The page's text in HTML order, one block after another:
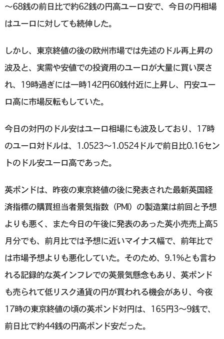
～68銭の前日比で約62銭の円高ユーロ安で、今日の円相場
はユーロに対しても続伸した。
しかし、東京終値の後の欧州市場では先述のドル再上昇の
波及と、実需や安値での投資用のユーロが大量に買い戻さ
れ、19時過ぎには一時142円60銭付近に上昇し、円安ユー
ロ高に市場反転もしていた。
今日の対円のドル安はユーロ相場にも波及しており、17時
のユーロ対ドルは、1.0523～1.0524ドルで前日比0.16セン
トのドル安ユーロ高であった。
英ポンドは、昨夜の東京終値の後に発表された最新英国経
済指標の購買担当者景気指数（PMI）の製造業は前回と予想
よりも悪く、また今日の午後に発表のあった英小売売上高5
月分でも、前月比では予想に近いマイナス幅で、前年比で
は市場予想よりも悪化していた。そのため、9.1%とも言わ
れる記録的な英インフレでの英景気懸念もあり、英ポンド
も売られて低リスク通貨の円が買われる機会があり、今夜
17時の東京終値の頃の英ポンド対円は、165円3〜9銭で、
前日比で約44銭の円高ポンド安だった。